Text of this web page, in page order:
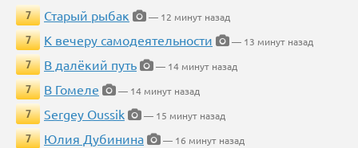
7
Старый рыбак
— 12 минут назад
7
К вечеру самодеятельности
— 13 минут назад
7
В далёкий путь
— 14 минут назад
7
В Гомеле
— 14 минут назад
7
Sergey Oussik
— 15 минут назад
7
Юлия Дубинина
— 16 минут назад